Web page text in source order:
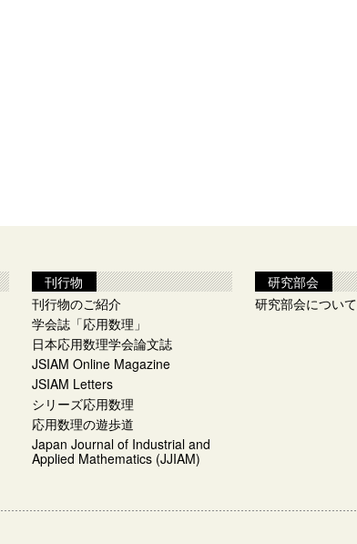
刊行物
刊行物のご紹介
学会誌「応用数理」
日本応用数理学会論文誌
JSIAM Online Magazine
JSIAM Letters
シリーズ応用数理
応用数理の遊歩道
Japan Journal of Industrial and
Applied Mathematics (JJIAM)
研究部会
研究部会について